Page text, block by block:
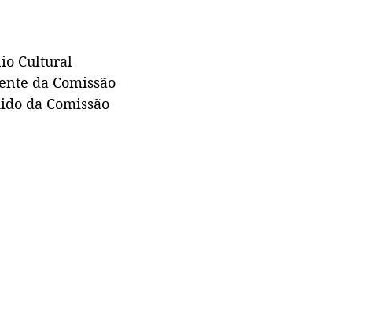
Cultural
da Comissão
da Comissão